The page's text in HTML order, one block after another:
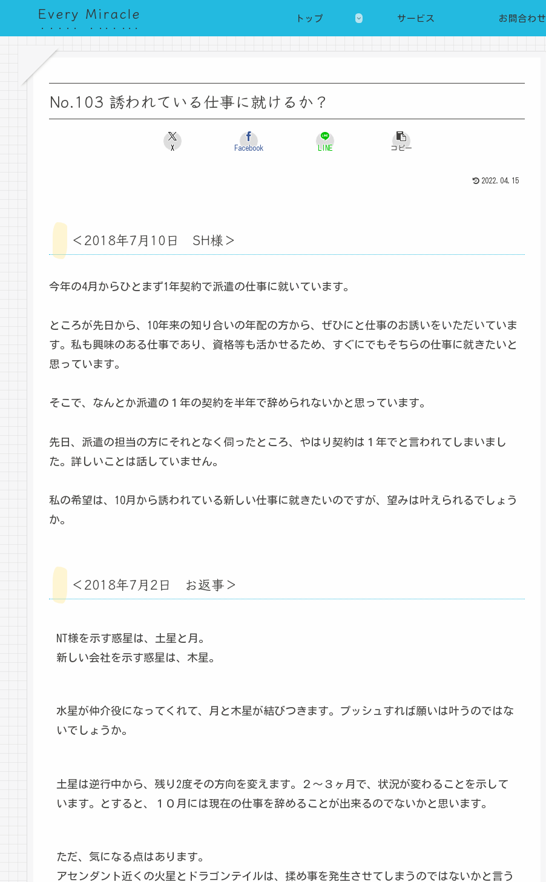
Every Miracle トップ サービス お問合わせ
No.103 誘われている仕事に就けるか？
X Facebook LINE コピー
2022.04.15
＜2018年7月10日 SH様＞
今年の4月からひとまず1年契約で派遣の仕事に就いています。
ところが先日から、10年来の知り合いの年配の方から、ぜひにと仕事のお誘いをいただいていま
す。私も興味のある仕事であり、資格等も活かせるため、すぐにでもそちらの仕事に就きたいと
思っています。
そこで、なんとか派遣の１年の契約を半年で辞められないかと思っています。
先日、派遣の担当の方にそれとなく伺ったところ、やはり契約は１年でと言われてしまいまし
た。詳しいことは話していません。
私の希望は、10月から誘われている新しい仕事に就きたいのですが、望みは叶えられるでしょう
か。
＜2018年7月2日 お返事＞
NT様を示す惑星は、土星と月。
新しい会社を示す惑星は、木星。
水星が仲介役になってくれて、月と木星が結びつきます。プッシュすれば願いは叶うのではな
いでしょうか。
土星は逆行中から、残り2度その方向を変えます。２～３ヶ月で、状況が変わることを示して
います。とすると、１０月には現在の仕事を辞めることが出来るのでないかと思います。
ただ、気になる点はあります。
アセンダント近くの火星とドラゴンテイルは、揉め事を発生させてしまうのではないかと言う